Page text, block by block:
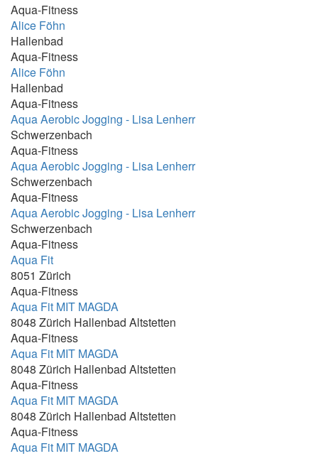
17:00 - 17:30
17:00 - 19:30
17:00 - 20:00
17:00 - 21:15
17:00 -20:00
17:00-17:30
17:00-17:45
17:00-17:50 und 18:00-18:50
17:00-18:00
17:15 - 18:00
17:15 - 19:15
17:15 - 19:45
17:15 - 20:15
17:15-17:45
17:15-17:55
17:15-18:00; 18:15-19:00
17:30 - 18:00
17:30 - 18:15
17:30 - 19:00
Aqua-Fitness
Alice Föhn
Hallenbad
Aqua-Fitness
Alice Föhn
Hallenbad
Aqua-Fitness
Aqua Aerobic Jogging - Lisa Lenherr
Schwerzenbach
Aqua-Fitness
Aqua Aerobic Jogging - Lisa Lenherr
Schwerzenbach
Aqua-Fitness
Aqua Aerobic Jogging - Lisa Lenherr
Schwerzenbach
Aqua-Fitness
Aqua Fit
8051 Zürich
Aqua-Fitness
Aqua Fit MIT MAGDA
8048 Zürich Hallenbad Altstetten
Aqua-Fitness
Aqua Fit MIT MAGDA
8048 Zürich Hallenbad Altstetten
Aqua-Fitness
Aqua Fit MIT MAGDA
8048 Zürich Hallenbad Altstetten
Aqua-Fitness
Aqua Fit MIT MAGDA